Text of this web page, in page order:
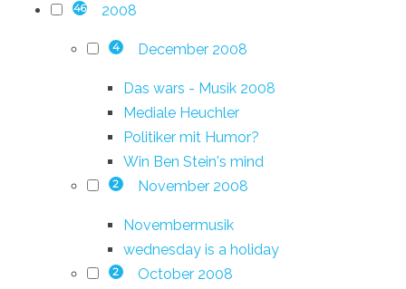
46 2008
4 December 2008
Das wars - Musik 2008
Mediale Heuchler
Politiker mit Humor?
Win Ben Stein's mind
2 November 2008
Novembermusik
wednesday is a holiday
2 October 2008